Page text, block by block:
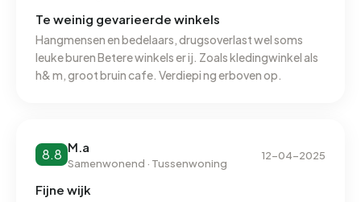
Te weinig gevarieerde winkels
Hangmensen en bedelaars, drugsoverlast wel soms
leuke buren Betere winkels er ij. Zoals kledingwinkel als
h& m, groot bruin cafe. Verdiepi ng erboven op.
8.8 M.a
Samenwonend · Tussenwoning
12-04-2025
Fijne wijk